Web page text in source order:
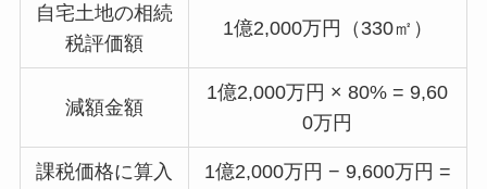
自宅土地の相続
税評価額
1億2,000万円（330㎡）
減額金額
1億2,000万円 × 80% = 9,60
0万円
課税価格に算入
1億2,000万円 − 9,600万円 =